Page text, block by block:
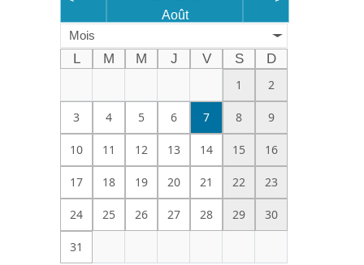
Août
Mois
L M M J V S
D
1
2
3 4 5 6 7 8 9
10 11 12 13 14 15 16
17 18 19 20 21 22 23
24 25 26 27 28 29 30
31